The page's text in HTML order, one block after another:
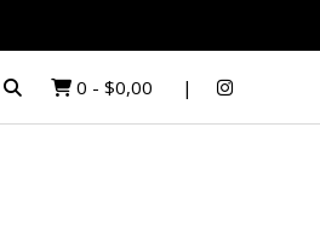
0 - $0,00